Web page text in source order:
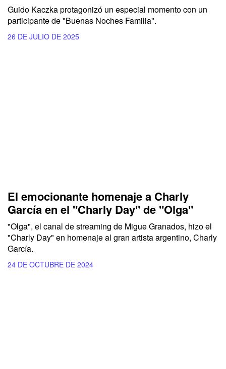
Guido Kaczka protagonizó un especial momento con un
participante de "Buenas Noches Familia".
26 DE JULIO DE 2025
El emocionante homenaje a Charly
García en el "Charly Day" de "Olga"
"Olga", el canal de streaming de Migue Granados, hizo el
"Charly Day" en homenaje al gran artista argentino, Charly
García.
24 DE OCTUBRE DE 2024